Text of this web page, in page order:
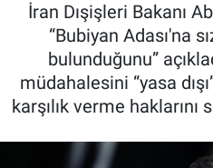
İran Dışişleri Bakanı
“Bubiyan Adası'na
bulunduğunu”
müdahalesini “yasa
karşılık verme haklarını